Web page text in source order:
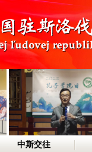
中斯交往